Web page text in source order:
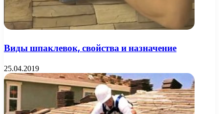
Виды шпаклевок, свойства и назначение
25.04.2019